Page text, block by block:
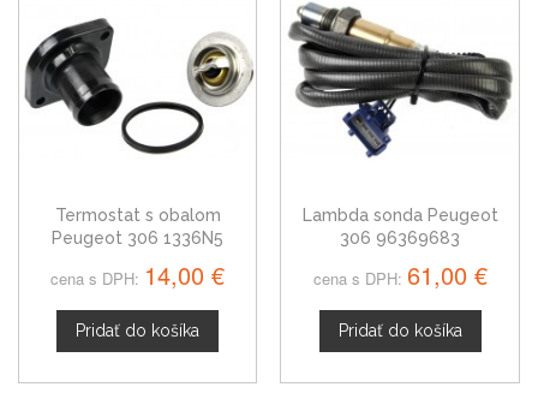
Termostat s obalom
Peugeot 306 1336N5
cena s DPH: 14,00 €
Pridať do košíka
Lambda sonda Peugeot
306 96369683
cena s DPH: 61,00 €
Pridať do košíka